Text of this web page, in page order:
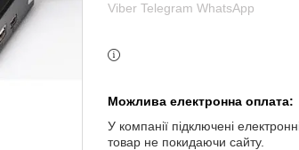
Viber Telegram WhatsApp
У компанії підключені
товар не покидаючи сайту.